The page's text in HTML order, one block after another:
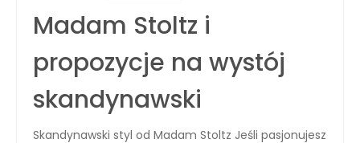
Madam Stoltz i
propozycje na wystój
skandynawski
Skandynawski styl od Madam Stoltz Jeśli pasjonujesz